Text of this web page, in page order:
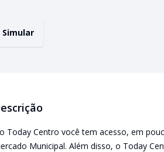
Simular
Today Centro você tem acesso, em
Municipal. Além disso, o Today